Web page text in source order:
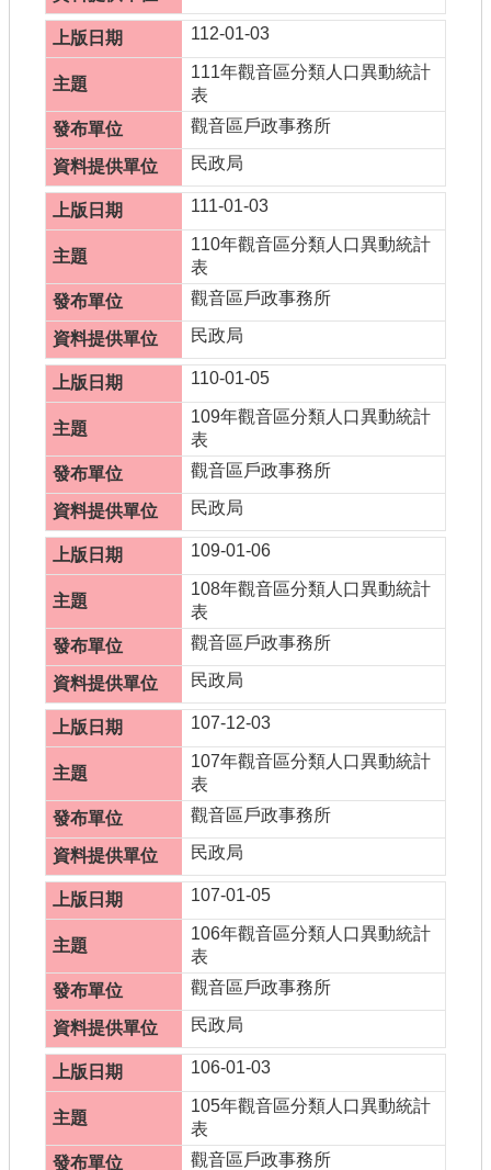
112-01-03
111年觀音區分類人口異動統計
表
觀音區戶政事務所
民政局
111-01-03
110年觀音區分類人口異動統計
表
觀音區戶政事務所
民政局
110-01-05
109年觀音區分類人口異動統計
表
觀音區戶政事務所
民政局
109-01-06
108年觀音區分類人口異動統計
表
觀音區戶政事務所
民政局
107-12-03
107年觀音區分類人口異動統計
表
觀音區戶政事務所
民政局
107-01-05
106年觀音區分類人口異動統計
表
觀音區戶政事務所
民政局
106-01-03
105年觀音區分類人口異動統計
表
觀音區戶政事務所